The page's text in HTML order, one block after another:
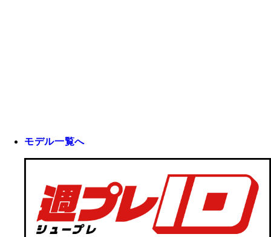
モデル一覧へ